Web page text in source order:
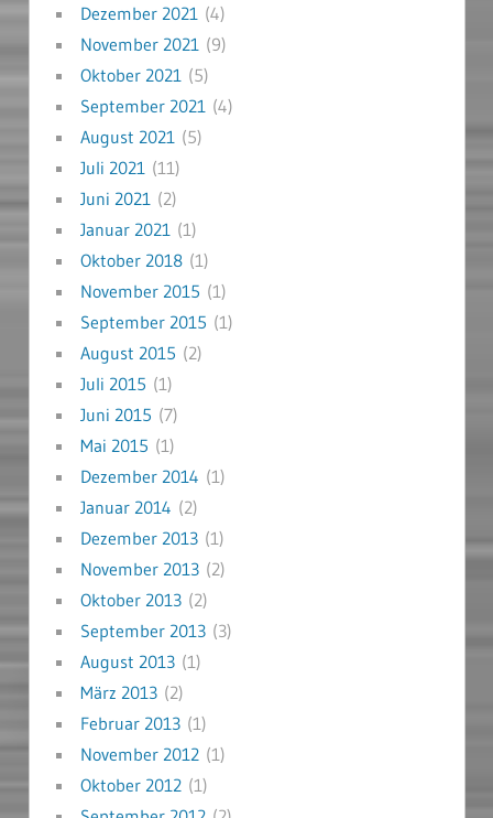
Dezember 2021 (4)
November 2021 (9)
Oktober 2021 (5)
September 2021 (4)
August 2021 (5)
Juli 2021 (11)
Juni 2021 (2)
Januar 2021 (1)
Oktober 2018(1)
November 2015 (1)
September 2015 (1)
August 2015 (2)
Juli 2015 (1)
Juni 2015 (7)
Mai 2015 (1)
Dezember 2014 (1)
Januar 2014 (2)
Dezember 2013(1)
November 2013(2)
Oktober 2013(2)
September 2013(3)
August 2013(1)
März 2013(2)
Februar 2013(1)
November 2012(1)
Oktober 2012(1)